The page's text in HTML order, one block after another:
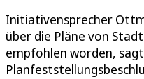
Initiativensprecher
über die Pläne von
empfohlen worden,